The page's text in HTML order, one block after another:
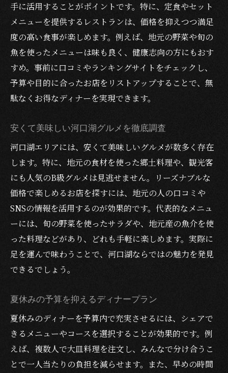
手に活用することがポイントです。特に、定食やセット
メニューを提供するレストランは、価格を抑えつつ満足
度の高い食事が楽しめます。例えば、地元の野菜や旬の
魚を使ったメニューは味も良く、健康志向の方にもおす
すめ。事前に口コミやランキングサイトをチェックし、
予算や目的に合ったお店をリストアップすることで、無
駄なくお得なディナーを実現できます。
安くて美味しい河口湖グルメを徹底調査
河口湖エリアには、安くて美味しいグルメが数多く存在
します。特に、地元の食材を使った郷土料理や、観光客
にも人気のB級グルメは見逃せません。リーズナブルな
価格で楽しめるお店を探すには、地元の人の口コミや
SNSの情報を活用するのが効果的です。代表的なメニュ
ーには、旬の野菜を使ったサラダや、地元産の魚介を使
った料理などがあり、どれも手軽に楽しめます。実際に
足を運んで味わうことで、河口湖ならではの魅力を発見
できるでしょう。
夏休みの予算を抑えるディナープラン
夏休みのディナーを予算内で充実させるには、シェアで
きるメニューやコースを選択することが効果的です。例
えば、複数人で大皿料理を注文し、みんなで分け合うこ
とで一人当たりの負担を減らせます。また、早めの時間